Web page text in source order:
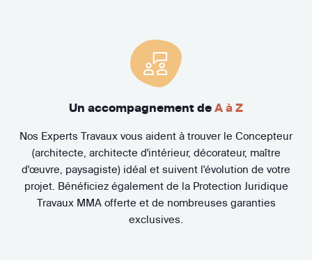
Un accompagnement de A à Z
Nos Experts Travaux vous aident à trouver le Concepteur
(architecte, architecte d'intérieur, décorateur, maître
d'œuvre, paysagiste) idéal et suivent l'évolution de votre
projet. Bénéficiez également de la Protection Juridique
Travaux MMA offerte et de nombreuses garanties
exclusives.